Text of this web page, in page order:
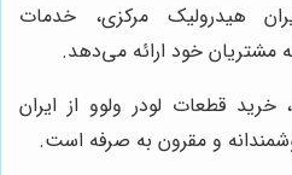
هیدرولیک مرکزی، خدمات
خود ارائه می‌دهد.
قطعات لودر ولوو از ایران
و مقرون به صرفه است.